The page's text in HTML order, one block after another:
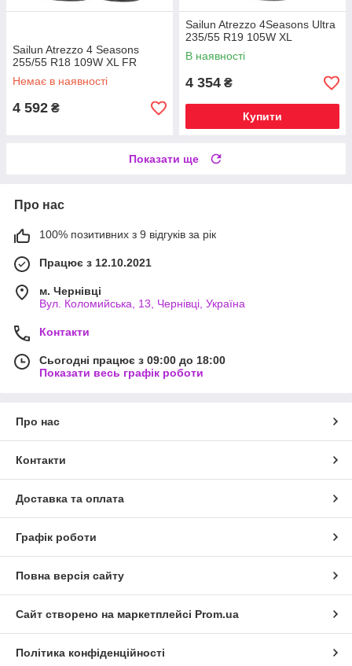
Sailun Atrezzo 4 Seasons
255/55 R18 109W XL FR
Немає в наявності
4 592 ₴
Sailun Atrezzo 4Seasons Ultra
235/55 R19 105W XL
В наявності
4 354 ₴
Купити
Показати ще
Про нас
100% позитивних з 9 відгуків за рік
Працює з 12.10.2021
м. Чернівці
Вул. Коломийська, 13, Чернівці, Україна
Контакти
Сьогодні працює з 09:00 до 18:00
Показати весь графік роботи
Про нас
Контакти
Доставка та оплата
Графік роботи
Повна версія сайту
Сайт створено на маркетплейсі Prom.ua
Політика конфіденційності